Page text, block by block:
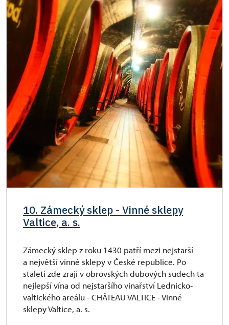
10. Zámecký sklep - Vinné sklepy
Valtice, a. s.
Zámecký sklep z roku 1430 patří mezi nejstarší
a největší vinné sklepy v České republice. Po
staletí zde zrají v obrovských dubových sudech ta
nejlepší vína od nejstaršího vinařství Lednicko-
valtického areálu - CHÂTEAU VALTICE - Vinné
sklepy Valtice, a. s.